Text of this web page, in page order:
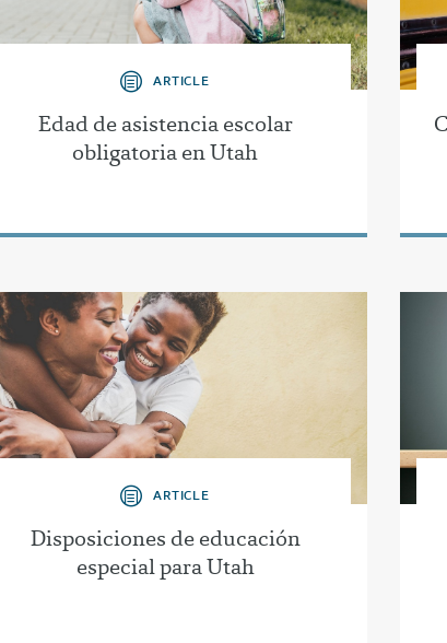
ARTICLE
Edad de asistencia escolar
obligatoria en Utah
ARTICLE
Disposiciones de educación
especial para Utah